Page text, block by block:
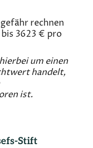
rechnen
3623 € pro
um einen
handelt,
ist.
Stift